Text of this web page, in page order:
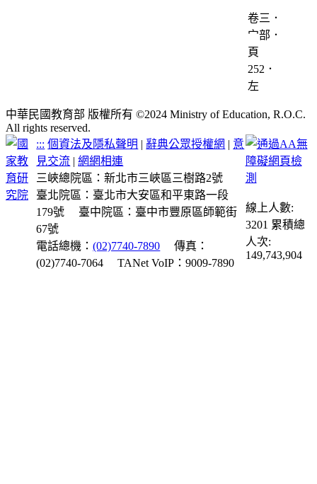
卷三．
宀部．
頁
252．
左
中華民國教育部 版權所有 ©2024 Ministry of Education, R.O.C.
All rights reserved.
::: 個資法及隱私聲明 | 辭典公眾授權網 | 意
見交流 |網網相連
三峽總院區：新北市三峽區三樹路2號
臺北院區：臺北市大安區和平東路一段
179號
臺中院區：臺中市豐原區師範街
67號
電話總機：(02)7740-7890
傳真：
(02)7740-7064
TANet VoIP：9009-7890
線上人數:
3201 累積總
人次:
149,743,904